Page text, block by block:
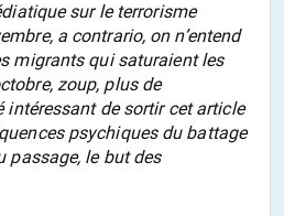
sur le terrorisme
a contrario, on n’entend
migrants qui saturaient les
zoup, plus de
intéressant de sortir cet article
psychiques du battage
passage, le but des